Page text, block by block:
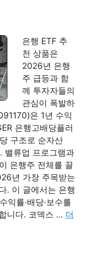
은행 ETF 추
천 상품은
2026년 은행
주 급등과 함
께 투자자들의
관심이 폭발하
은 1년 수익
은행고배당플러
구조로 순자산
밸류업 프로그램과
은행주 전체를 끌
년 가장 주목받는
. 이 글에서는 은행
익률·배당·보수를
니다. 코덱스 … 더